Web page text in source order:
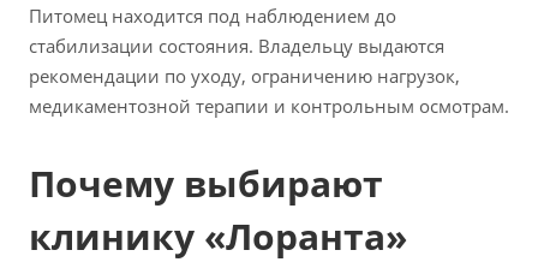
Питомец находится под наблюдением до
стабилизации состояния. Владельцу выдаются
рекомендации по уходу, ограничению нагрузок,
медикаментозной терапии и контрольным осмотрам.
Почему выбирают
клинику «Лоранта»